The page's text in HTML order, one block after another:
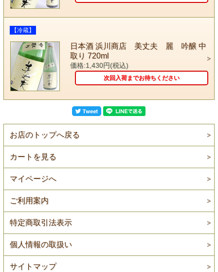
【冷蔵】
日本酒 浜川商店 美丈夫 麗 吟醸 中
取り 720ml
価格:1,430円(税込)
次回入荷までお待ちください
お店のトップへ戻る
カートを見る
マイページへ
ご利用案内
特定商取引法表示
個人情報の取扱い
サイトマップ